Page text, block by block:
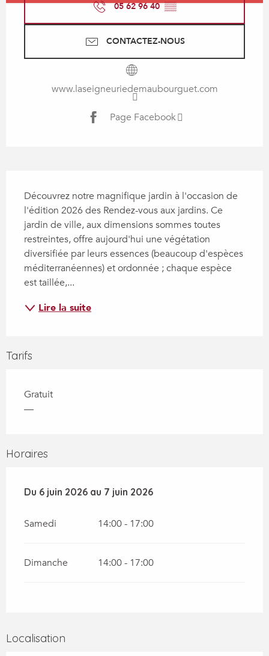
05 62 96 40▒▒
CONTACTEZ-NOUS
www.laseigneuriedemaubourguet.com
Page Facebook
Découvrez notre magnifique jardin à l'occasion de
l'édition 2026 des Rendez-vous aux jardins. Ce
jardin de ville, aux dimensions sommes toutes
restreintes, offre aujourd'hui une végétation
diversifiée par leurs essences (beaucoup d'espèces
méditerranéennes) et ordonnée ; chaque espèce
est taillée,...
Lire la suite
Tarifs
Gratuit
—
Horaires
Du 6 juin 2026 au 7 juin 2026
Du 6 juin 2026 au 7 juin 2026
Samedi 14:00 - 17:00
Dimanche 14:00 - 17:00
Localisation